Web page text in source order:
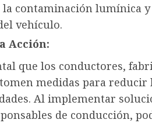
la contaminación lumínica
vehículo.
Acción:
que los conductores,
medidas para
Al implementar
de conducción,